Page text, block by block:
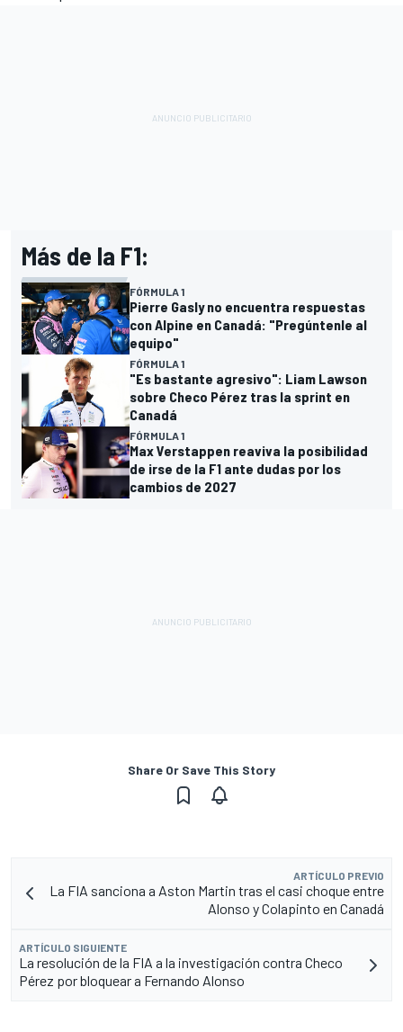
Más de la F1:
FÓRMULA 1
Pierre Gasly no encuentra respuestas
con Alpine en Canadá: "Pregúntenle al
equipo"
FÓRMULA 1
"Es bastante agresivo": Liam Lawson
sobre Checo Pérez tras la sprint en
Canadá
FÓRMULA 1
Max Verstappen reaviva la posibilidad
de irse de la F1 ante dudas por los
cambios de 2027
Share Or Save This Story
ARTÍCULO PREVIO
La FIA sanciona a Aston Martin tras el casi choque entre
Alonso y Colapinto en Canadá
ARTÍCULO SIGUIENTE
La resolución de la FIA a la investigación contra Checo
Pérez por bloquear a Fernando Alonso